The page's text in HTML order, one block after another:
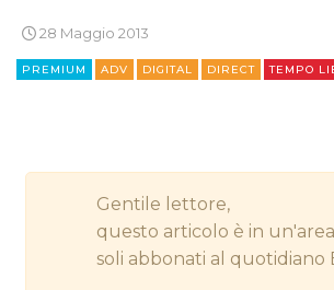
STRATEGIE
CINEMA
DIGITALE
28 Maggio 2013
PREMIUM ADV DIGITAL DIRECT TEMPO
Gentile lettore,
questo articolo è in
soli abbonati al quotidiano